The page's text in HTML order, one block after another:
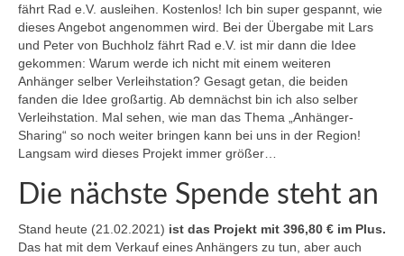
fährt Rad e.V. ausleihen. Kostenlos! Ich bin super gespannt, wie
dieses Angebot angenommen wird. Bei der Übergabe mit Lars
und Peter von Buchholz fährt Rad e.V. ist mir dann die Idee
gekommen: Warum werde ich nicht mit einem weiteren
Anhänger selber Verleihstation? Gesagt getan, die beiden
fanden die Idee großartig. Ab demnächst bin ich also selber
Verleihstation. Mal sehen, wie man das Thema „Anhänger-
Sharing“ so noch weiter bringen kann bei uns in der Region!
Langsam wird dieses Projekt immer größer…
Die nächste Spende steht an
Stand heute (21.02.2021) ist das Projekt mit 396,80 € im Plus.
Das hat mit dem Verkauf eines Anhängers zu tun, aber auch